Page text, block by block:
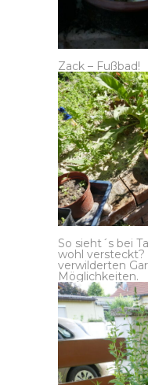
Zack – Fußbad!
So sieht´s bei
wohl versteckt?
verwilderten
Möglichkeiten.